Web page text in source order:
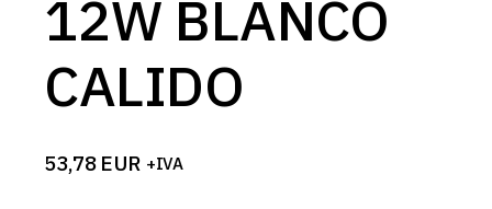
12W BLANCO
CALIDO
53,78 EUR +IVA